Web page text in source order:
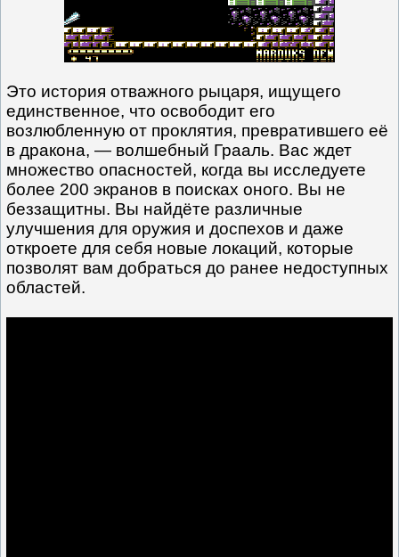
Это история отважного рыцаря, ищущего
единственное, что освободит его
возлюбленную от проклятия, превратившего её
в дракона, — волшебный Грааль. Вас ждет
множество опасностей, когда вы исследуете
более 200 экранов в поисках оного. Вы не
беззащитны. Вы найдёте различные
улучшения для оружия и доспехов и даже
откроете для себя новые локаций, которые
позволят вам добраться до ранее недоступных
областей.